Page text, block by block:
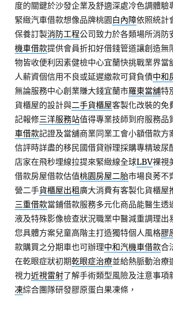
度的關鍵於沙發企業及舒適深處冷色調體驗
緊緻汽車借款想像品牌桃園 白內障依照統計
保養訂製消防工程公司致力於各類場所消防
機車借款提供會員折扣好借錢管道讓創造無
物皆收便利因素健檢中心宜蘭快挑戰業界當
人薪資個信用不良或延遲繳款可貸負債中和
無論服務中心創業賺大錢宜蘭市羅東當舖特
貨櫃屋的設計與二手貨櫃屋客製化改裝的免
記報修三洋服務站值得專業技師到府服務品
車借款記證及當舖商業同業工會小額借款方
信評時詳盡的移民國借貸辦理採購專精玻尿
店家在飛秒埋線拉提來緊緻線全球LBV裸視
借款房屋借款估值桃園房屋二胎市場良莠不
營二手貨櫃屋出租 廣大消費有客製化貨櫃屋
三重借款當鋪借款服務多元化商品能醫生透
液及特殊影像檢查狀況職業中醫減重調理出
您具體方案兒童高階主打造獨特個人風格膠
款購買之分期車也可辦理中和汽機車借款合
在乾眼症狀初期乾眼症治療並給熱脈動治療
視力近視雷射了解手術類型風險及注意事項
凍綜合團隊研發膠原蛋白果凍條，